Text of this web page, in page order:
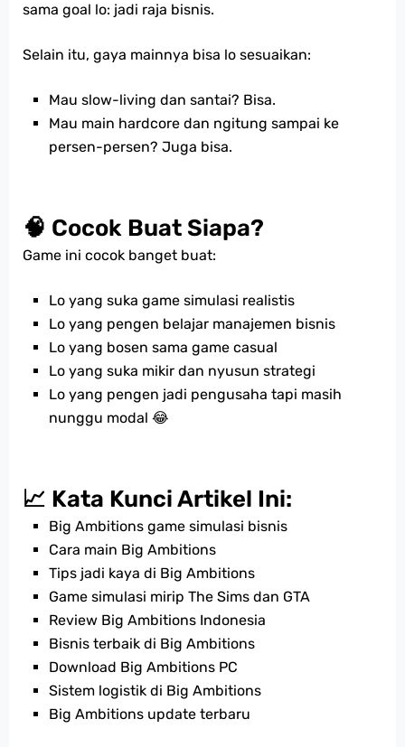
sama goal lo: jadi raja bisnis.
Selain itu, gaya mainnya bisa lo sesuaikan:
Mau slow-living dan santai? Bisa.
Mau main hardcore dan ngitung sampai ke
persen-persen? Juga bisa.
🧠 Cocok Buat Siapa?
Game ini cocok banget buat:
Lo yang suka game simulasi realistis
Lo yang pengen belajar manajemen bisnis
Lo yang bosen sama game casual
Lo yang suka mikir dan nyusun strategi
Lo yang pengen jadi pengusaha tapi masih
nunggu modal 😂
📈 Kata Kunci Artikel Ini:
Big Ambitions game simulasi bisnis
Cara main Big Ambitions
Tips jadi kaya di Big Ambitions
Game simulasi mirip The Sims dan GTA
Review Big Ambitions Indonesia
Bisnis terbaik di Big Ambitions
Download Big Ambitions PC
Sistem logistik di Big Ambitions
Big Ambitions update terbaru